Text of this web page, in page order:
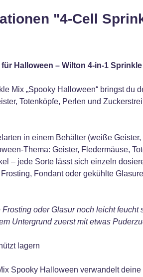
"4-Cell
Halloween – Wilton 4-in-1
Mix „Spooky Halloween“ bringst
Totenköpfe, Perlen und
in einem Behälter (weiße
Thema: Geister, Fledermäuse,
– jede Sorte lässt sich einzeln
Fondant oder gekühlte
oder Glasur noch leicht
Untergrund zuerst mit etwas
lagern
Spooky Halloween verwandelt